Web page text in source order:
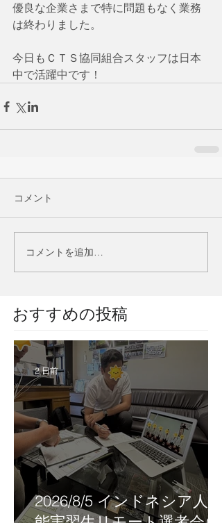
優良な企業さまで特に問題もなく業務
は終わりました。
今日もＣＴＳ協同組合スタッフは日本
中で活躍中です！
コメント
コメントを追加…
​おすすめの投稿
2026/8/5 インドネシア人技
2 日前